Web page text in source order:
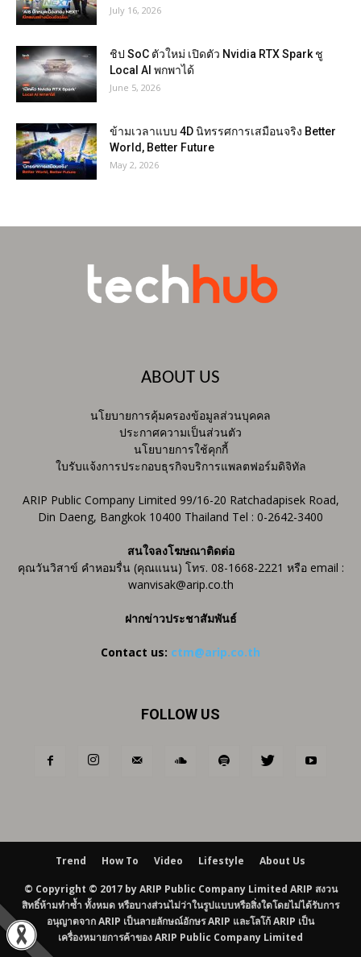
July 16, 2026
ชิป SoC ตัวใหม่ เปิดตัว Nvidia RTX Spark ชู
Local AI พกพาได้
June 5, 2026
ข้ามเวลาแบบ 4D นิทรรศการเสมือนจริง Better
World, Better Future
May 2, 2026
ABOUT US
นโยบายการคุ้มครองข้อมูลส่วนบุคคล
ประกาศความเป็นส่วนตัว
นโยบายการใช้คุกกี้
ใบรับแจ้งการประกอบธุรกิจบริการแพลตฟอร์มดิจิทัล
ARIP Public Company Limited 99/16-20 Ratchadapisek Road,
Din Daeng, Bangkok 10400 Thailand Tel : 0-2642-3400
สนใจลงโฆษณาติดต่อ
คุณวันวิสาข์ คำหอมรื่น (คุณแนน) โทร. 08-1668-2221 หรือ email :
wanvisak@arip.co.th
ฝากข่าวประชาสัมพันธ์
Contact us: ctm@arip.co.th
FOLLOW US
Trend How To Video Lifestyle About Us
© Copyright © 2017 by ARIP Public Company Limited ARIP สงวน
สิทธิ์ห้ามทำซ้ำ ทั้งหมด หรือบางส่วนไม่ว่าในรูปแบบหรือสิ่งใดโดยไม่ได้รับการ
อนุญาตจาก ARIP เป็นลายลักษณ์อักษร ARIP และโลโก้ ARIP เป็น
เครื่องหมายการค้าของ ARIP Public Company Limited